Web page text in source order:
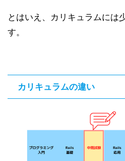
とはいえ、カリキュラムには
す。
カリキュラムの違い